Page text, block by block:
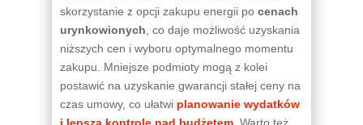
skorzystanie z opcji zakupu energii po cenach
urynkowionych , co daje możliwość uzyskania
niższych cen i wyboru optymalnego momentu
zakupu. Mniejsze podmioty mogą z kolei
postawić na uzyskanie gwarancji stałej ceny na
czas umowy, co ułatwi planowanie wydatków
i lepszą kontrolę nad budżetem . Warto też